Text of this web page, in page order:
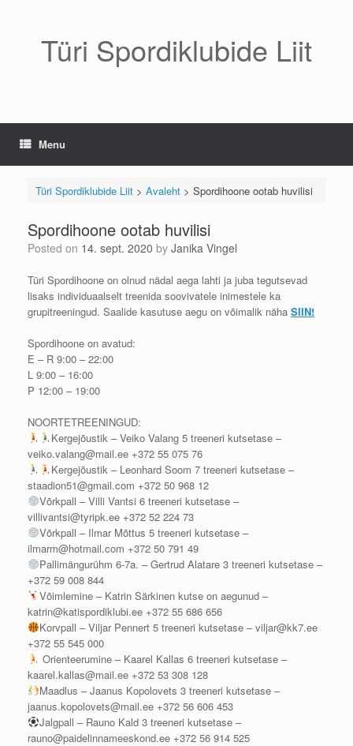
Türi Spordiklubide Liit
Menu
Türi Spordiklubide Liit> Avaleht> Spordihoone ootab huvilisi
Spordihoone ootab huvilisi
Posted on 14. sept. 2020 by Janika Vingel
Türi Spordihoone on olnud nädal aega lahti ja juba tegutsevad
lisaks individuaalselt treenida soovivatele inimestele ka
grupitreeningud. Saalide kasutuse aegu on võimalik näha SIIN!
Spordihoone on avatud:
E – R 9:00 – 22:00
L 9:00 – 16:00
P 12:00 – 19:00
NOORTETREENINGUD:
Kergejõustik – Veiko Valang 5 treeneri kutsetase –
veiko.valang@mail.ee +372 55 075 76
Kergejõustik – Leonhard Soom 7 treeneri kutsetase –
staadion51@gmail.com +372 50 968 12
Võrkpall – Villi Vantsi 6 treeneri kutsetase –
villivantsi@tyripk.ee +372 52 224 73
Võrkpall – Ilmar Mõttus 5 treeneri kutsetase –
ilmarm@hotmail.com +372 50 791 49
Pallimängurühm 6-7a. – Gertrud Alatare 3 treeneri kutsetase –
+372 59 008 844
Võimlemine – Katrin Särkinen kutse on aegunud –
katrin@katispordiklubi.ee +372 55 686 656
Korvpall – Viljar Pennert 5 treeneri kutsetase – viljar@kk7.ee
+372 55 545 000
Orienteerumine – Kaarel Kallas 6 treeneri kutsetase –
kaarel.kallas@mail.ee +372 53 308 128
Maadlus – Jaanus Kopolovets 3 treeneri kutsetase –
jaanus.kopolovets@mail.ee +372 56 606 453
Jalgpall – Rauno Kald 3 treeneri kutsetase –
rauno@paidelinnameeskond.ee +372 56 914 525